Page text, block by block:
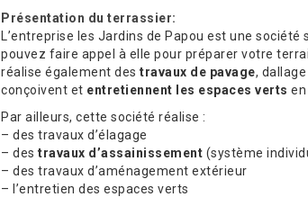
Présentation du terrassier:
L’entreprise les Jardins de Papou est une société
pouvez faire appel à elle pour préparer votre
réalise également des travaux de pavage,
conçoivent et entretiennent les espaces verts
Par ailleurs, cette société réalise :
– des travaux d’élagage
– des travaux d’assainissement (système
– des travaux d’aménagement extérieur
– l’entretien des espaces verts